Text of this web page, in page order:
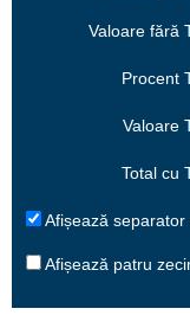
Valoare fără
Procent
Valoare
Total cu
Afișează
Afișează patru